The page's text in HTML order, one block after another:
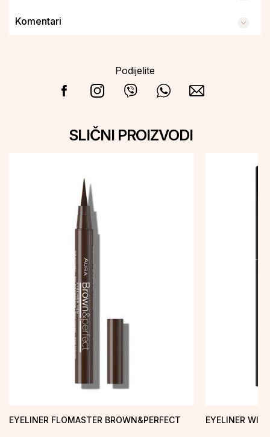
Komentari
Podijelite
SLIČNI PROIZVODI
EYELINER FLOMASTER BROWN&PERFECT EYELINER